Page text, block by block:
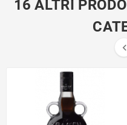
16 ALTRI
